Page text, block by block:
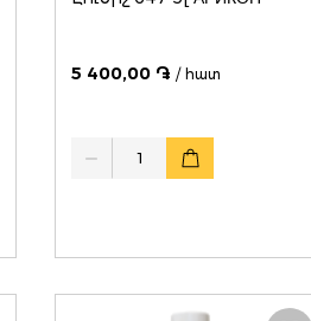
5 400,00 ֏ / հատ